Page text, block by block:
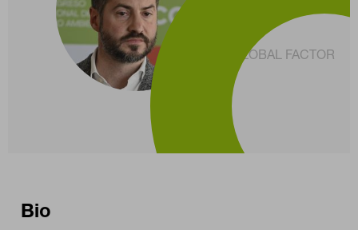
CEO
GLOBAL FACTOR
Bio